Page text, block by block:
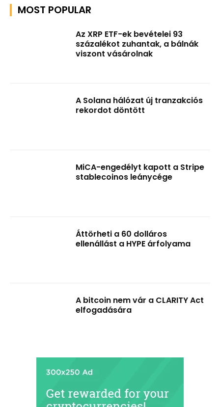
MOST POPULAR
Az XRP ETF-ek bevételei 93
százalékot zuhantak, a bálnák
viszont vásárolnak
A Solana hálózat új tranzakciós
rekordot döntött
MiCA-engedélyt kapott a Stripe
stablecoinos leánycége
Áttörheti a 60 dolláros
ellenállást a HYPE árfolyama
A bitcoin nem vár a CLARITY Act
elfogadására